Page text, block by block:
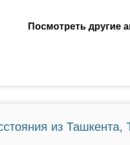
Посмотреть другие
из Ташкента,